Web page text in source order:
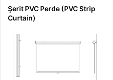
Şerit PVC Perde (PVC Strip
Curtain)